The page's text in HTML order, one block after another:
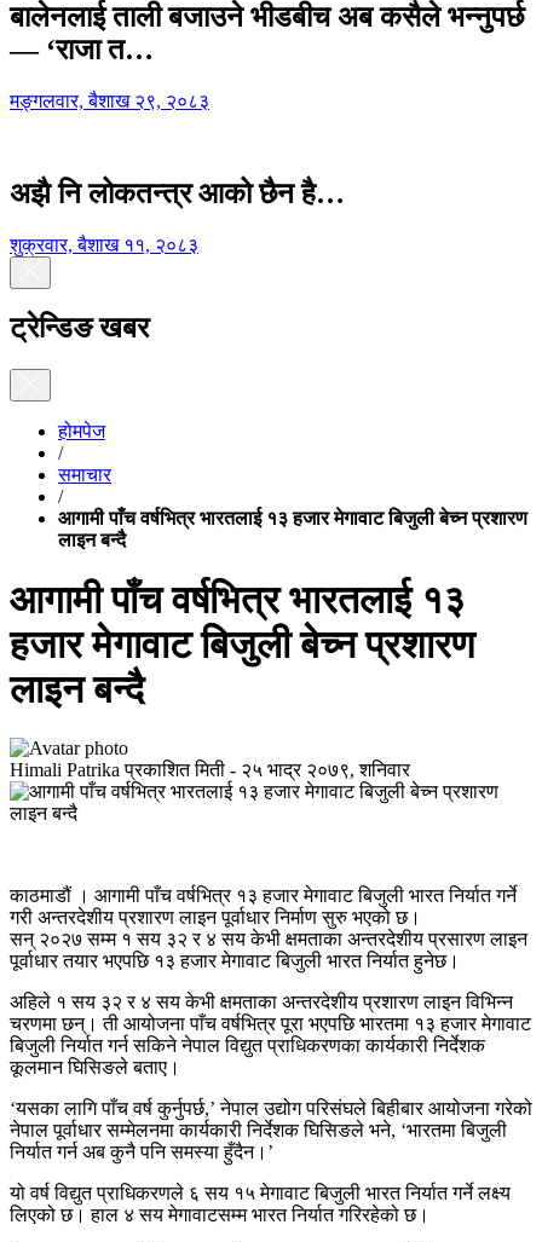
बालेनलाई ताली बजाउने भीडबीच अब कसैले भन्नुपर्छ
— ‘राजा त…
मङ्गलवार, बैशाख २९, २०८३
अझै नि लोकतन्त्र आको छैन है…
शुक्रवार, बैशाख ११, २०८३
ट्रेन्डिङ खबर
होमपेज
/
समाचार
/
आगामी पाँच वर्षभित्र भारतलाई १३ हजार मेगावाट बिजुली बेच्न प्रशारण
लाइन बन्दै
आगामी पाँच वर्षभित्र भारतलाई १३
हजार मेगावाट बिजुली बेच्न प्रशारण
लाइन बन्दै
Himali Patrika प्रकाशित मिती - २५ भाद्र २०७९, शनिवार
काठमाडौं । आगामी पाँच वर्षभित्र १३ हजार मेगावाट बिजुली भारत निर्यात गर्ने
गरी अन्तरदेशीय प्रशारण लाइन पूर्वाधार निर्माण सुरु भएको छ।
सन् २०२७ सम्म १ सय ३२ र ४ सय केभी क्षमताका अन्तरदेशीय प्रसारण लाइन
पूर्वाधार तयार भएपछि १३ हजार मेगावाट बिजुली भारत निर्यात हुनेछ।
अहिले १ सय ३२ र ४ सय केभी क्षमताका अन्तरदेशीय प्रशारण लाइन विभिन्न
चरणमा छन्। ती आयोजना पाँच वर्षभित्र पूरा भएपछि भारतमा १३ हजार मेगावाट
बिजुली निर्यात गर्न सकिने नेपाल विद्युत प्राधिकरणका कार्यकारी निर्देशक
कूलमान घिसिङले बताए।
‘यसका लागि पाँच वर्ष कुर्नुपर्छ,’ नेपाल उद्योग परिसंघले बिहीबार आयोजना गरेको
नेपाल पूर्वाधार सम्मेलनमा कार्यकारी निर्देशक घिसिङले भने, ‘भारतमा बिजुली
निर्यात गर्न अब कुनै पनि समस्या हुँदैन।’
यो वर्ष विद्युत प्राधिकरणले ६ सय १५ मेगावाट बिजुली भारत निर्यात गर्ने लक्ष्य
लिएको छ। हाल ४ सय मेगावाटसम्म भारत निर्यात गरिरहेको छ।